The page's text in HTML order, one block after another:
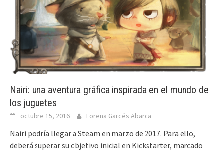
Nairi: una aventura gráfica inspirada en el mundo de
los juguetes
octubre 15, 2016 Lorena Garcés Abarca
Nairi podría llegar a Steam en marzo de 2017. Para ello,
deberá superar su objetivo inicial en Kickstarter, marcado